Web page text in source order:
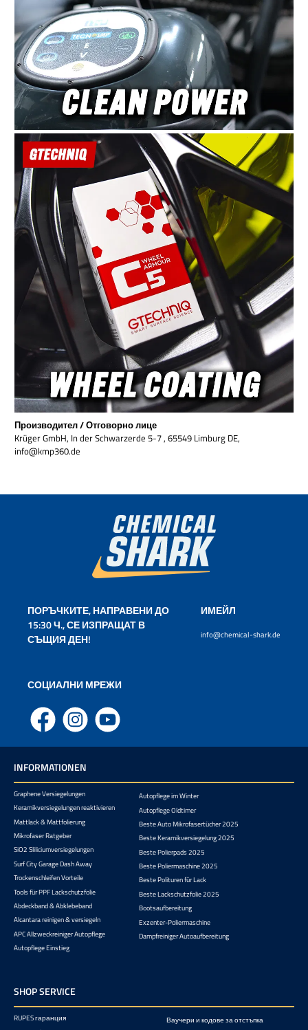
Производител / Отговорно лице
Krüger GmbH, In der Schwarzerde 5-7 , 65549 Limburg DE,
info@kmp360.de
ПОРЪЧКИТЕ, НАПРАВЕНИ ДО
15:30 Ч., СЕ ИЗПРАЩАТ В
СЪЩИЯ ДЕН!
ИМЕЙЛ
info@chemical-shark.de
СОЦИАЛНИ МРЕЖИ
Facebook Instagram YouTube
INFORMATIONEN
Graphene Versiegelungen
Keramikversiegelungen reaktivieren
Mattlack & Mattfolierung
Mikrofaser Ratgeber
SiO2 Sliliciumversiegelungen
Surf City Garage Dash Away
Trockenschleifen Vorteile
Tools für PPF Lackschutzfolie
Abdeckband & Abklebeband
Alcantara reinigen & versiegeln
APC Allzweckreiniger Autopflege
Autopflege Einstieg
Autopflege im Winter
Autopflege Oldtimer
Beste Auto Mikrofasertücher 2025
Beste Keramikversiegelung 2025
Beste Polierpads 2025
Beste Poliermaschine 2025
Beste Polituren für Lack
Beste Lackschutzfolie 2025
Bootsaufbereitung
Exzenter-Poliermaschine
Dampfreiniger Autoaufbereitung
SHOP SERVICE
RUPES гаранция
Ваучери и кодове за отстъпка